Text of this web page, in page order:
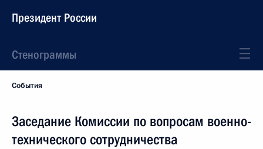
Президент России
Стенограммы
События
Заседание Комиссии по вопросам военно-
технического сотрудничества